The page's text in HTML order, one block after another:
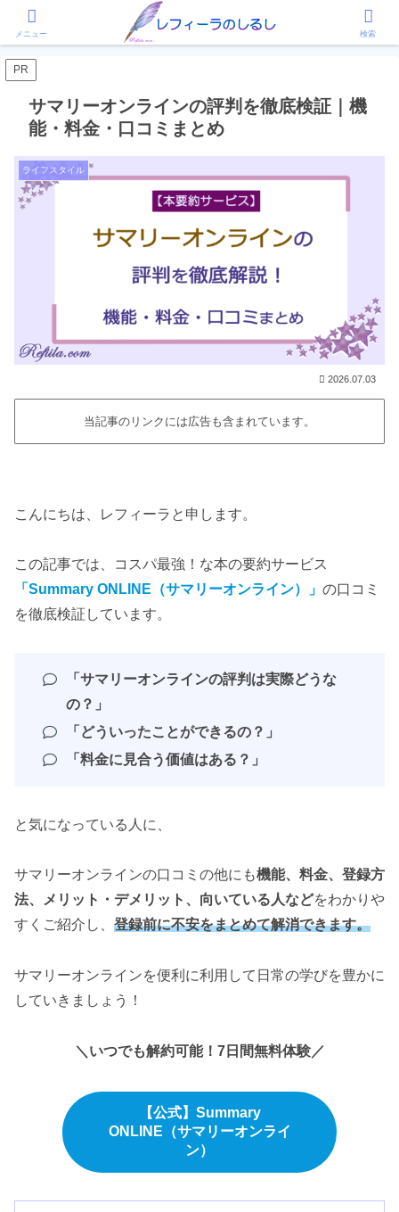
ライフスタイル
PR
サマリーオンラインの評判を徹底検証｜機
能・料金・口コミまとめ
ライフスタイル
2026.07.03
当記事のリンクには広告も含まれています。
こんにちは、レフィーラと申します。
この記事では、コスパ最強！な本の要約サービス
「Summary ONLINE（サマリーオンライン）」 の口コミ
を徹底検証しています。
「サマリーオンラインの評判は実際どうな
の？」
「どういったことができるの？」
「料金に見合う価値はある？」
と気になっている人に、
サマリーオンラインの口コミの他にも機能、料金、登録方
法、メリット・デメリット、向いている人などをわかりや
すくご紹介し、 登録前に不安をまとめて解消できます。
サマリーオンラインを便利に利用して日常の学びを豊かに
していきましょう！
＼いつでも解約可能！7日間無料体験／
【公式】Summary
ONLINE（サマリーオンライ
ン）
メニュー 検索